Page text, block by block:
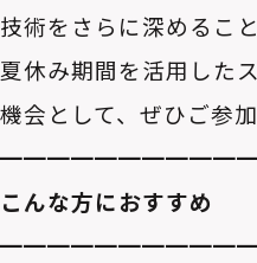
技術をさらに深めるこ
夏休み期間を活用した
機会として、ぜひご参加
こんな方におすすめ